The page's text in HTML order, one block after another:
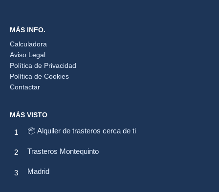
MÁS INFO.
Calculadora
Aviso Legal
Política de Privacidad
Política de Cookies
Contactar
MÁS VISTO
📦 Alquiler de trasteros cerca de ti
Trasteros Montequinto
Madrid